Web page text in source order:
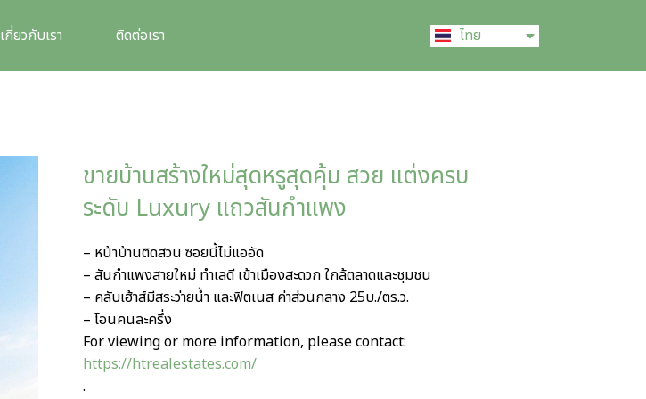
เกี่ยวกับเรา ติดต่อเรา ไทย
中文 (中国)
ขายบ้านสร้างใหม่สุดหรูสุดคุ้ม สวย แต่งครบ
ระดับ Luxury แถวสันกำแพง
– หน้าบ้านติดสวน ซอยนี้ไม่แออัด
– สันกำแพงสายใหม่ ทำเลดี เข้าเมืองสะดวก ใกล้ตลาดและชุมชน
– คลับเฮ้าส์มีสระว่ายน้ำ และฟิตเนส ค่าส่วนกลาง 25บ./ตร.ว.
– โอนคนละครึ่ง
For viewing or more information, please contact:
https://htrealestates.com/
.